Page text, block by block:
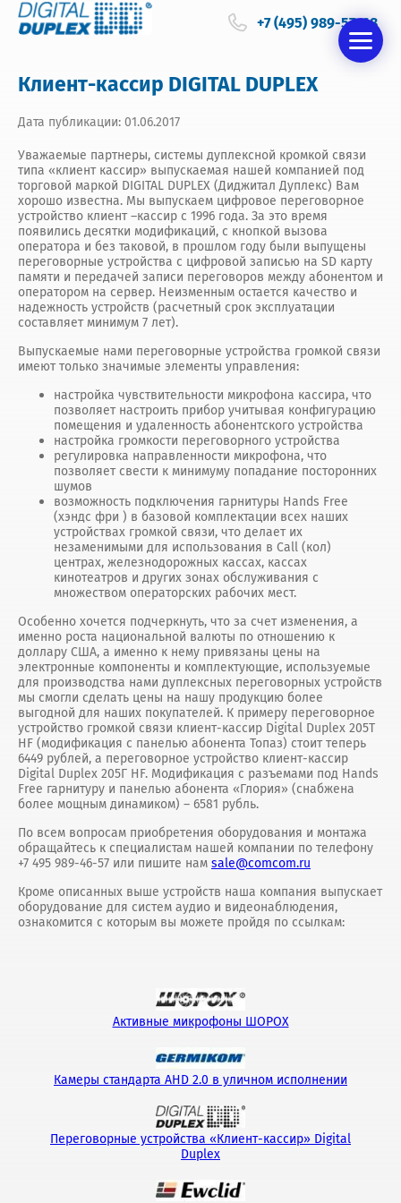
+7 (495) 989-57-68
Клиент-кассир DIGITAL DUPLEX
Дата публикации: 01.06.2017
Уважаемые партнеры, системы дуплексной кромкой связи
типа «клиент кассир» выпускаемая нашей компанией под
торговой маркой DIGITAL DUPLEX (Диджитал Дуплекс) Вам
хорошо известна. Мы выпускаем цифровое переговорное
устройство клиент –кассир с 1996 года. За это время
появились десятки модификаций, с кнопкой вызова
оператора и без таковой, в прошлом году были выпущены
переговорные устройства с цифровой записью на SD карту
памяти и передачей записи переговоров между абонентом и
оператором на сервер. Неизменным остается качество и
надежность устройств (расчетный срок эксплуатации
составляет минимум 7 лет).
Выпускаемые нами переговорные устройства громкой связи
имеют только значимые элементы управления:
настройка чувствительности микрофона кассира, что
позволяет настроить прибор учитывая конфигурацию
помещения и удаленность абонентского устройства
настройка громкости переговорного устройства
регулировка направленности микрофона, что
позволяет свести к минимуму попадание посторонних
шумов
возможность подключения гарнитуры Hands Free
(хэндс фри ) в базовой комплектации всех наших
устройствах громкой связи, что делает их
незаменимыми для использования в Call (кол)
центрах, железнодорожных кассах, кассах
кинотеатров и других зонах обслуживания с
множеством операторских рабочих мест.
Особенно хочется подчеркнуть, что за счет изменения, а
именно роста национальной валюты по отношению к
доллару США, а именно к нему привязаны цены на
электронные компоненты и комплектующие, используемые
для производства нами дуплексных переговорных устройств
мы смогли сделать цены на нашу продукцию более
выгодной для наших покупателей. К примеру переговорное
устройство громкой связи клиент-кассир Digital Duplex 205Т
HF (модификация с панелью абонента Топаз) стоит теперь
6449 рублей, а переговорное устройство клиент-кассир
Digital Duplex 205Г HF. Модификация с разъемами под Hands
Free гарнитуру и панелью абонента «Глория» (снабжена
более мощным динамиком) – 6581 рубль.
По всем вопросам приобретения оборудования и монтажа
обращайтесь к специалистам нашей компании по телефону
+7 495 989-46-57 или пишите нам sale@comcom.ru
Кроме описанных выше устройств наша компания выпускает
оборудование для систем аудио и видеонаблюдения,
ознакомится с которым вы можете пройдя по ссылкам:
Активные микрофоны ШОРОХ
Камеры стандарта AHD 2.0 в уличном исполнении
Переговорные устройства «Клиент-кассир» Digital
Duplex